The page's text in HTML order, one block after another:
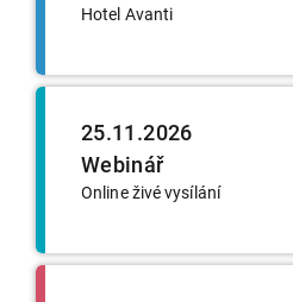
Hotel Avanti
25.11.2026
Webinář
Online živé vysílání